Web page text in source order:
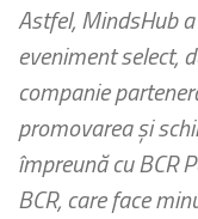
Astfel, MindsHub
eveniment select,
companie
promovarea și
împreună cu BCR
BCR, care face